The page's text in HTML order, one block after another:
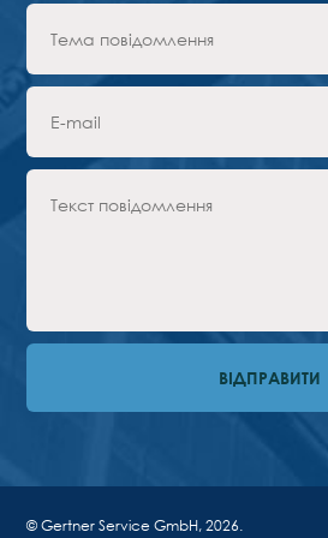
Компанія Новини Контакти
Австрія,
+43 1 588 10 0
ПАРТНЕРИ
© Gertner Service GmbH, 2026.